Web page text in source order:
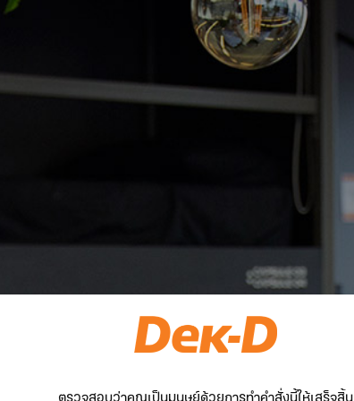
ตรวจสอบว่าคุณเป็นมนุษย์ด้วยการทำคำสั่งนี้ให้เสร็จสิ้น